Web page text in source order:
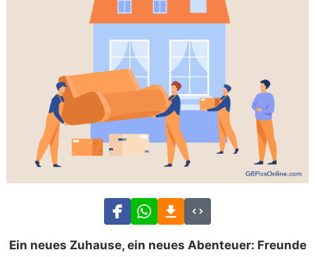
Ein neues Zuhause, ein neues Abenteuer: Freunde